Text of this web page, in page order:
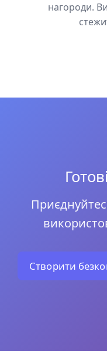
нагороди.
Створити